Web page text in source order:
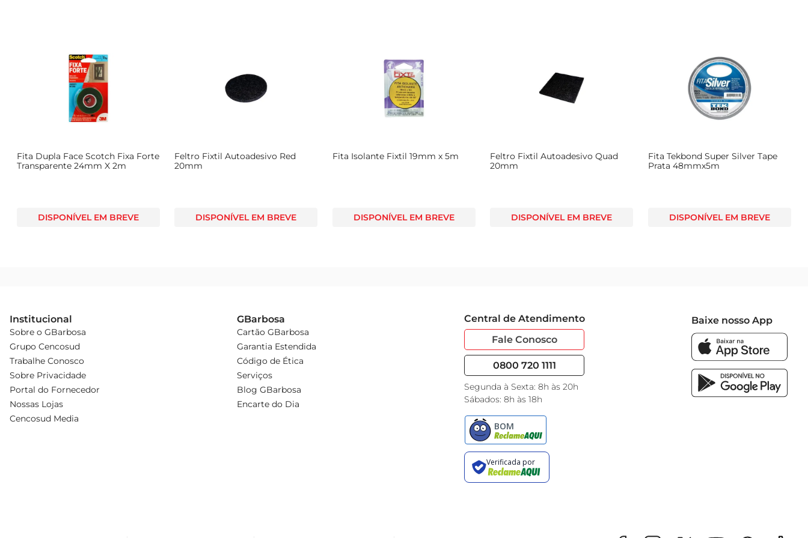
Fita Dupla Face Scotch Fixa Forte
Transparente 24mm X 2m
DISPONÍVEL EM BREVE
Feltro Fixtil Autoadesivo Red
20mm
DISPONÍVEL EM BREVE
Fita Isolante Fixtil 19mm x 5m
DISPONÍVEL EM BREVE
Feltro Fixtil Autoadesivo Quad
20mm
DISPONÍVEL EM BREVE
Fita Tekbond Super Silver Tape
Prata 48mmx5m
DISPONÍVEL EM BREVE
Institucional
Sobre o GBarbosa
Grupo Cencosud
Trabalhe Conosco
Sobre Privacidade
Portal do Fornecedor
Nossas Lojas
Cencosud Media
GBarbosa
Cartão GBarbosa
Garantia Estendida
Código de Ética
Serviços
Blog GBarbosa
Encarte do Dia
Central de Atendimento
Fale Conosco
0800 720 1111
Segunda à Sexta: 8h às 20h
Sábados: 8h às 18h
Baixe nosso App